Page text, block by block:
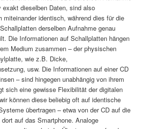
exakt dieselben Daten, sind also
miteinander identisch, während dies für die
derselben Aufnahme genau
Die Informationen auf Schallplatten hängen
Medium zusammen – der physischen
wie z.B. Dicke,
usw. Die Informationen auf einer CD
– sind hingegen unabhängig von ihrem
sich eine gewisse Flexibilität der digitalen
können diese beliebig oft auf identische
übertragen – etwa von der CD auf die
auf das Smartphone. Analoge